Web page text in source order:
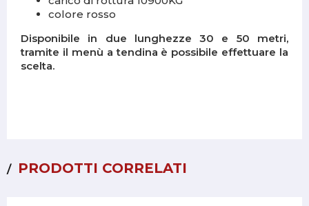
colore rosso
Disponibile in due lunghezze 30 e 50 metri,
tramite il menù a tendina è possibile effettuare la
scelta.
PRODOTTI CORRELATI